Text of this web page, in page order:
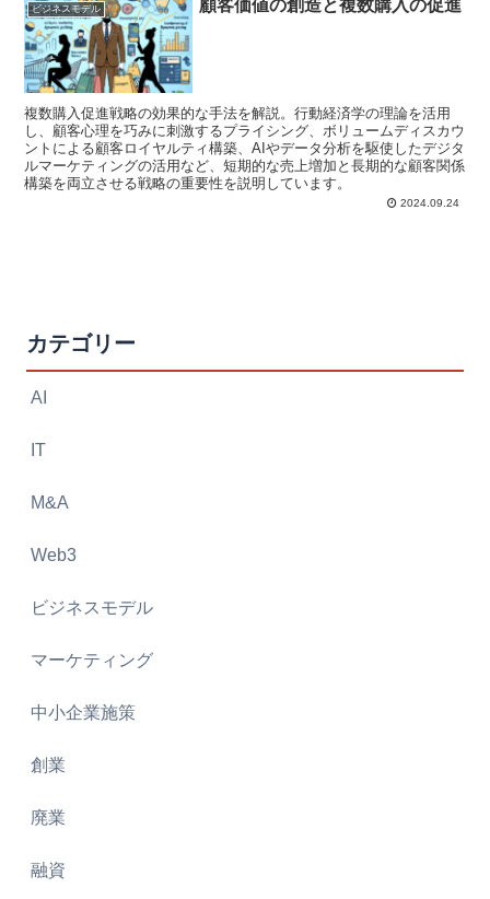
ビジネスモデル 顧客価値の創造と複数購入の促進
複数購入促進戦略の効果的な手法を解説。行動経済学の理論を活用
し、顧客心理を巧みに刺激するプライシング、ボリュームディスカウ
ントによる顧客ロイヤルティ構築、AIやデータ分析を駆使したデジタ
ルマーケティングの活用など、短期的な売上増加と長期的な顧客関係
構築を両立させる戦略の重要性を説明しています。
2024.09.24
カテゴリー
AI
IT
M&A
Web3
ビジネスモデル
マーケティング
中小企業施策
創業
廃業
融資